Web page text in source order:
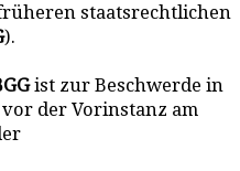
staatsrechtlichen
).
ist zur Beschwerde in
der Vorinstanz am